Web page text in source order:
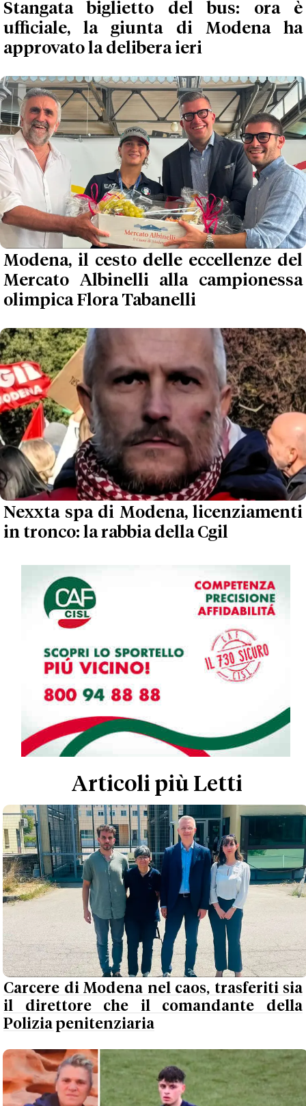
Stangata biglietto del bus: ora è
ufficiale, la giunta di Modena ha
approvato la delibera ieri
Modena, il cesto delle eccellenze del
Mercato Albinelli alla campionessa
olimpica Flora Tabanelli
Nexxta spa di Modena, licenziamenti
in tronco: la rabbia della Cgil
Articoli più Letti
Carcere di Modena nel caos, trasferiti sia
il direttore che il comandante della
Polizia penitenziaria